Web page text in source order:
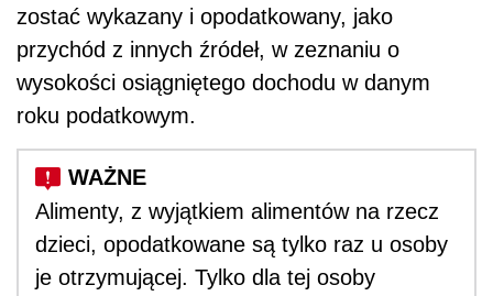
zostać wykazany i opodatkowany, jako
przychód z innych źródeł, w zeznaniu o
wysokości osiągniętego dochodu w danym
roku podatkowym.
Alimenty, z wyjątkiem alimentów na rzecz
dzieci, opodatkowane są tylko raz u osoby
je otrzymującej. Tylko dla tej osoby